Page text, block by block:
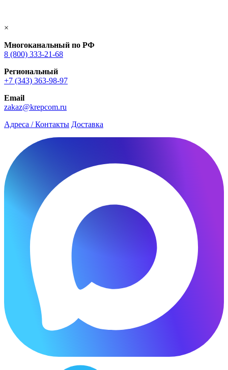
×
Многоканальный по РФ
8 (800) 333‑21-68
Региональный
+7 (343) 363-98-97
Email
zakaz@krepcom.ru
Адреса / Контакты Доставка